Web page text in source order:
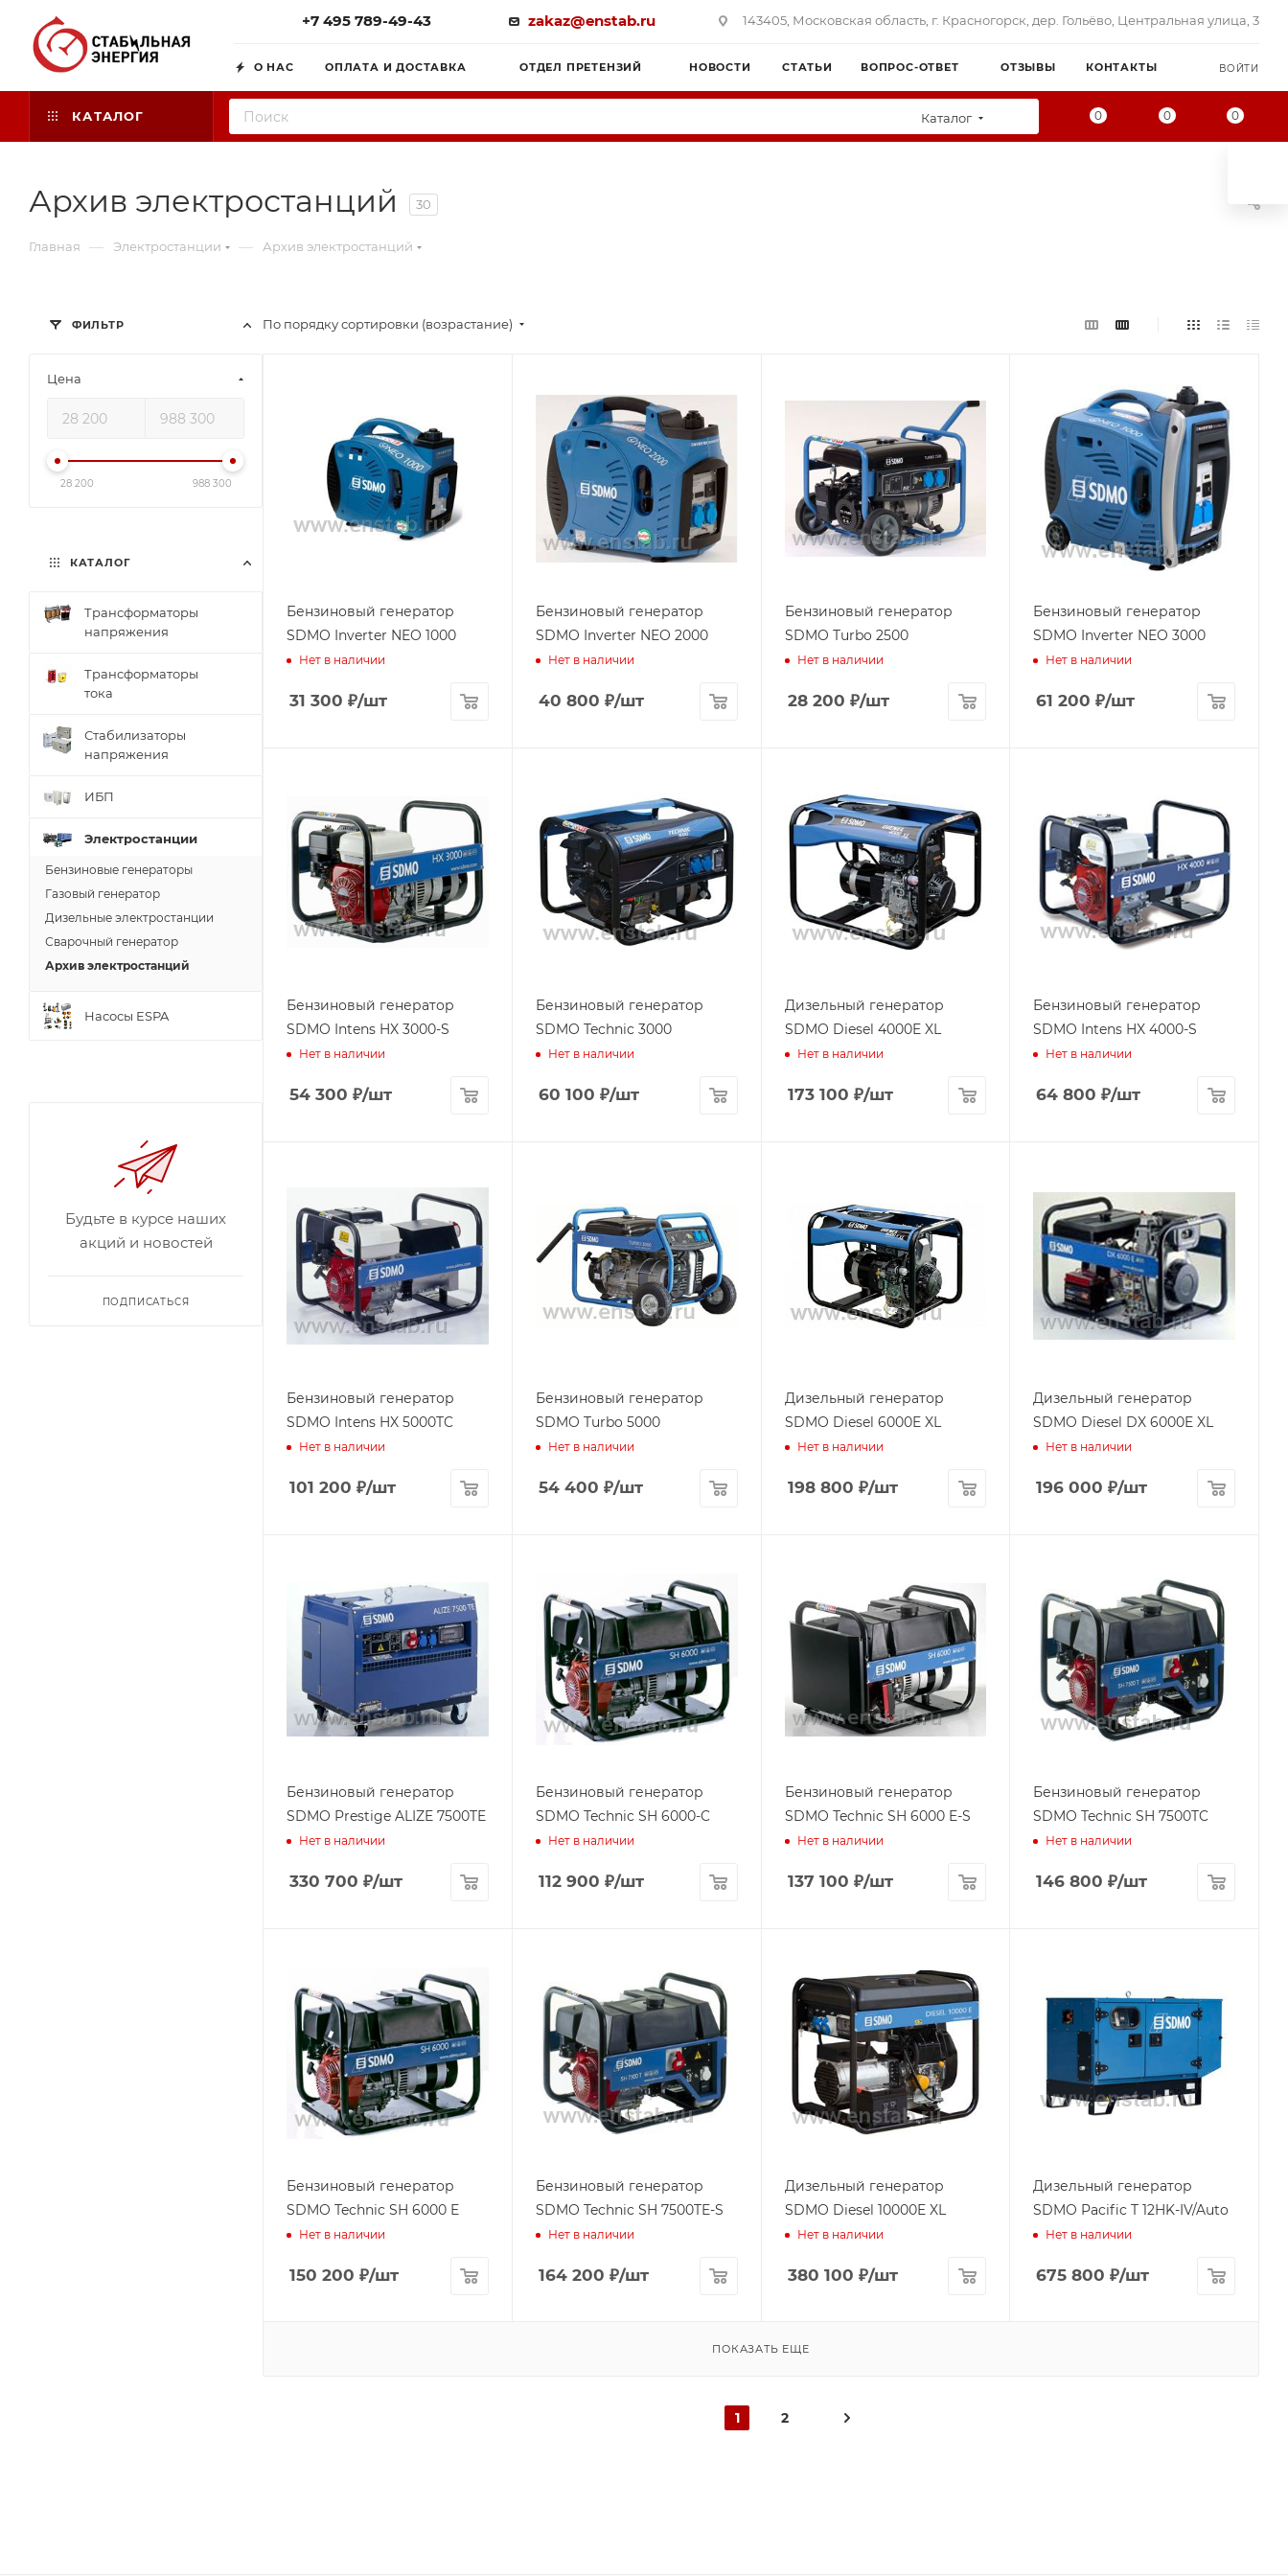
+7 495 789-49-43 zakaz@enstab.ru 143405, Московская область, г. Красногорск, дер. Гольёво, Центральная улица, 3
О НАС ОПЛАТА И ДОСТАВКА ОТДЕЛ ПРЕТЕНЗИЙ НОВОСТИ СТАТЬИ ВОПРОС-ОТВЕТ ОТЗЫВЫ КОНТАКТЫ ВОЙТИ
КАТАЛОГ Каталог 0 0 0
Архив электростанций 30
Главная — Электростанции — Архив электростанций
По порядку сортировки (возрастание)
Бензиновый генератор
SDMO Inverter NEO 1000
Нет в наличии
31 300 ₽/шт
Бензиновый генератор
SDMO Inverter NEO 2000
Нет в наличии
40 800 ₽/шт
Бензиновый генератор
SDMO Turbo 2500
Нет в наличии
28 200 ₽/шт
Бензиновый генератор
SDMO Inverter NEO 3000
Нет в наличии
61 200 ₽/шт
Бензиновый генератор
SDMO Intens HX 3000-S
Нет в наличии
54 300 ₽/шт
Бензиновый генератор
SDMO Technic 3000
Нет в наличии
60 100 ₽/шт
Дизельный генератор
SDMO Diesel 4000E XL
Нет в наличии
173 100 ₽/шт
Бензиновый генератор
SDMO Intens HX 4000-S
Нет в наличии
64 800 ₽/шт
Бензиновый генератор
SDMO Intens HX 5000TC
Нет в наличии
101 200 ₽/шт
Бензиновый генератор
SDMO Turbo 5000
Нет в наличии
54 400 ₽/шт
Дизельный генератор
SDMO Diesel 6000E XL
Нет в наличии
198 800 ₽/шт
Дизельный генератор
SDMO Diesel DX 6000E XL
Нет в наличии
196 000 ₽/шт
Бензиновый генератор
SDMO Prestige ALIZE 7500TE
Нет в наличии
330 700 ₽/шт
Бензиновый генератор
SDMO Technic SH 6000-C
Нет в наличии
112 900 ₽/шт
Бензиновый генератор
SDMO Technic SH 6000 E-S
Нет в наличии
137 100 ₽/шт
Бензиновый генератор
SDMO Technic SH 7500TC
Нет в наличии
146 800 ₽/шт
Бензиновый генератор
SDMO Technic SH 6000 E
Нет в наличии
150 200 ₽/шт
Бензиновый генератор
SDMO Technic SH 7500TE-S
Нет в наличии
164 200 ₽/шт
Дизельный генератор
SDMO Diesel 10000E XL
Нет в наличии
380 100 ₽/шт
Дизельный генератор
SDMO Pacific T 12HK-IV/Auto
Нет в наличии
675 800 ₽/шт
ПОКАЗАТЬ ЕЩЕ
1 2
ФИЛЬТР
Цена
28 200 988 300
КАТАЛОГ
Трансформаторы
напряжения
Трансформаторы
тока
Стабилизаторы
напряжения
ИБП
Электростанции
Бензиновые генераторы
Газовый генератор
Дизельные электростанции
Сварочный генератор
Архив электростанций
Насосы ESPA
Будьте в курсе наших
акций и новостей
ПОДПИСАТЬСЯ